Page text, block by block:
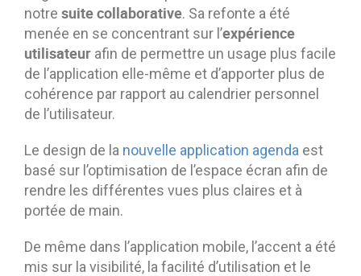
notre suite collaborative. Sa refonte a été
menée en se concentrant sur l’expérience
utilisateur afin de permettre un usage plus facile
de l’application elle-même et d’apporter plus de
cohérence par rapport au calendrier personnel
de l’utilisateur.
Le design de la nouvelle application agenda est
basé sur l’optimisation de l’espace écran afin de
rendre les différentes vues plus claires et à
portée de main.
De même dans l’application mobile, l’accent a été
mis sur la visibilité, la facilité d’utilisation et le